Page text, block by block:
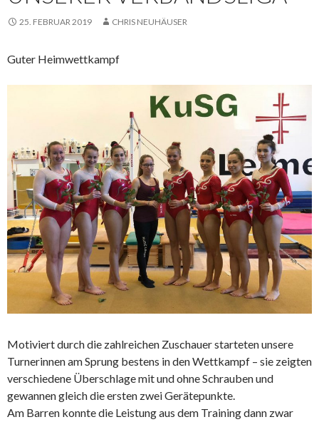
25. FEBRUAR 2019 CHRIS NEUHÄUSER
Guter Heimwettkampf
Motiviert durch die zahlreichen Zuschauer starteten unsere
Turnerinnen am Sprung bestens in den Wettkampf – sie zeigten
verschiedene Überschlage mit und ohne Schrauben und
gewannen gleich die ersten zwei Gerätepunkte.
Am Barren konnte die Leistung aus dem Training dann zwar